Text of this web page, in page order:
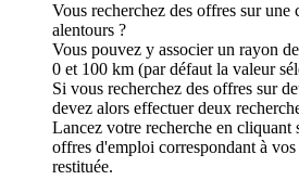
Vous recherchez des offres sur une
alentours ?
Vous pouvez y associer un rayon
0 et 100 km (par défaut la valeur
Si vous recherchez des offres sur
devez alors effectuer deux
Lancez votre recherche en cliquant
offres d'emploi correspondant à vos
restituée.